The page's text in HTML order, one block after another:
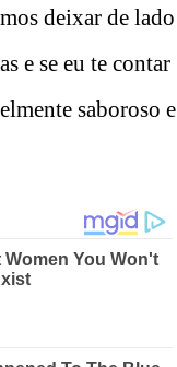
deixar de lado
e se eu te contar
saboroso e